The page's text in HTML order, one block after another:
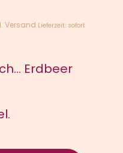
Versand Lieferzeit: sofort
Erdbeer